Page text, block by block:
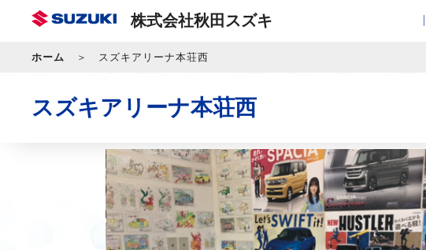
株式会社秋田スズキ
ホーム スズキアリーナ本荘西
スズキアリーナ本荘西